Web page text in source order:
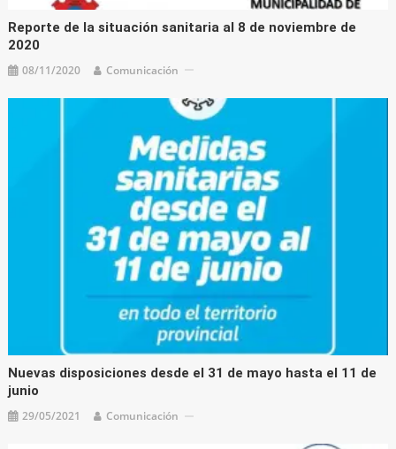
Reporte de la situación sanitaria al 8 de noviembre de
2020
08/11/2020 Comunicación
Nuevas disposiciones desde el 31 de mayo hasta el 11 de
junio
29/05/2021 Comunicación